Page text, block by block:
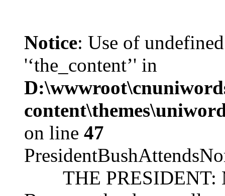
Notice: Use of
'‘the_content’' in
on line 47
THE PRESIDENT: